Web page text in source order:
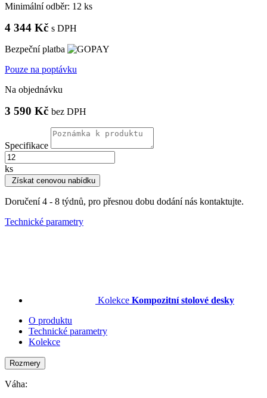
Minimální odběr: 12 ks
4 344 Kč s DPH
Bezpeční platba
Pouze na poptávku
Na objednávku
3 590 Kč bez DPH
Specifikace
ks
Získat cenovou nabídku
Doručení 4 - 8 týdnů, pro přesnou dobu dodání nás kontaktujte.
Technické parametry
Kolekce Kompozitní stolové desky
O produktu
Technické parametry
Kolekce
Rozmery
Váha: